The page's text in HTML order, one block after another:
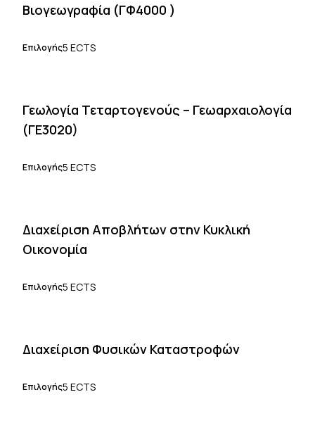
Βιογεωγραφία (ΓΦ4000 )
Επιλογής5 ECTS
Γεωλογία Τεταρτογενούς – Γεωαρχαιολογία
(ΓΕ3020)
Επιλογής5 ECTS
Διαχείριση Αποβλήτων στην Κυκλική
Οικονομία
Επιλογής5 ECTS
Διαχείριση Φυσικών Καταστροφών
Επιλογής5 ECTS